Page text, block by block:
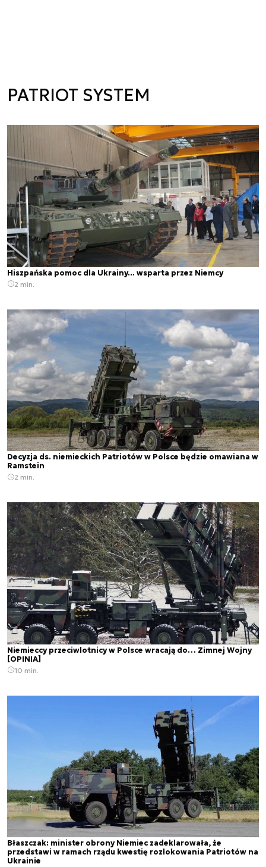
PATRIOT SYSTEM
Hiszpańska pomoc dla Ukrainy... wsparta przez Niemcy
2 min.
Decyzja ds. niemieckich Patriotów w Polsce będzie omawiana w
Ramstein
2 min.
Niemieccy przeciwlotnicy w Polsce wracają do… Zimnej Wojny
[OPINIA]
10 min.
Błaszczak: minister obrony Niemiec zadeklarowała, że
przedstawi w ramach rządu kwestię rozlokowania Patriotów na
Ukrainie